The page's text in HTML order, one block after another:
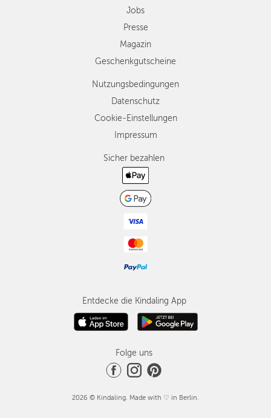
Jobs
Presse
Magazin
Geschenkgutscheine
Nutzungsbedingungen
Datenschutz
Cookie-Einstellungen
Impressum
Sicher bezahlen
Entdecke die Kindaling App
Folge uns
2026 © Kindaling. Made with ♡ in Berlin.